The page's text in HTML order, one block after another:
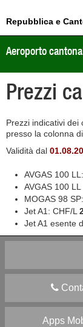
Repubblica e
Aeroporto
Prezzi
Prezzi indicativi dei
presso la colonna
Validità dal
AVGAS 100
AVGAS 100
MOGAS 98
Jet A1: CHF/L
Jet A1 esente
Apps